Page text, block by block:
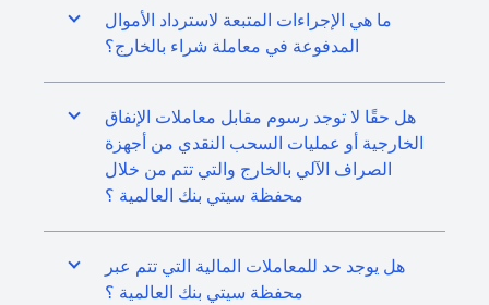
ما هي الإجراءات المتبعة لاسترداد الأموال
المدفوعة في معاملة شراء بالخارج؟
هل حقًا لا توجد رسوم مقابل معاملات الإنفاق
الخارجية أو عمليات السحب النقدي من أجهزة
الصراف الآلي بالخارج والتي تتم من خلال
محفظة سيتي بنك العالمية ؟
هل يوجد حد للمعاملات المالية التي تتم عبر
محفظة سيتي بنك العالمية ؟